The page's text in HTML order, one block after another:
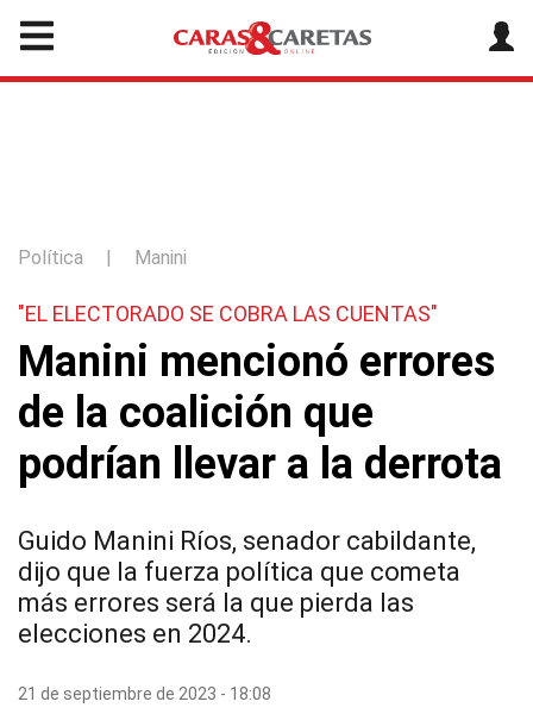
Política | Manini
"EL ELECTORADO SE COBRA LAS CUENTAS"
Manini mencionó errores
de la coalición que
podrían llevar a la derrota
Guido Manini Ríos, senador cabildante,
dijo que la fuerza política que cometa
más errores será la que pierda las
elecciones en 2024.
21 de septiembre de 2023 - 18:08